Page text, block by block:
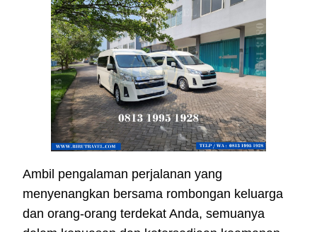
Ambil pengalaman perjalanan yang
menyenangkan bersama rombongan keluarga
dan orang-orang terdekat Anda, semuanya